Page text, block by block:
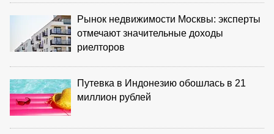
Рынок недвижимости Москвы: эксперты
отмечают значительные доходы
риелторов
Путевка в Индонезию обошлась в 21
миллион рублей